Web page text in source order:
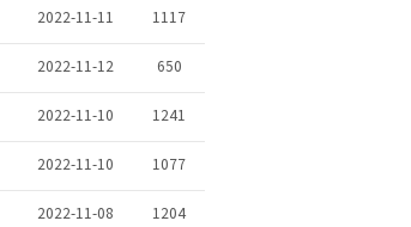
2022-11-11 1117
2022-11-12 650
2022-11-10 1241
2022-11-10 1077
2022-11-08 1204